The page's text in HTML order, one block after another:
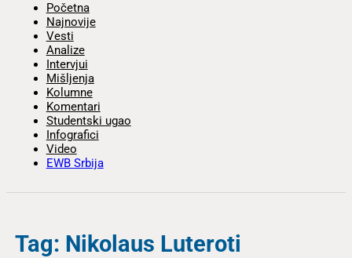
Početna
Najnovije
Vesti
Analize
Intervjui
Mišljenja
Kolumne
Komentari
Studentski ugao
Infografici
Video
EWB Srbija
Tag: Nikolaus Luteroti